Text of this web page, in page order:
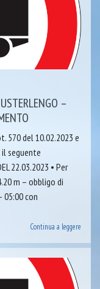
–
570 del 10.02.2023 e
il seguente
22.03.2023 • Per
m – obbligo di
con
Continua a leggere